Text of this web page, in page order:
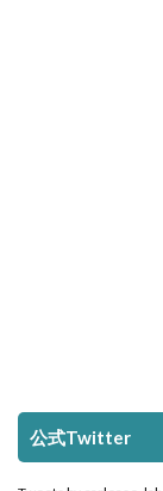
公式Twitter